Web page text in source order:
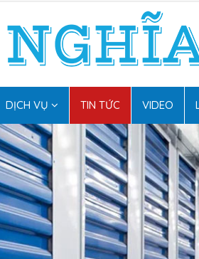
DỊCH VỤ TIN TỨC VIDEO